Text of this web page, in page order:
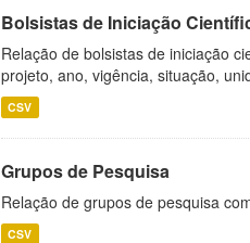
Bolsistas de Iniciação
Relação de bolsistas de iniciação
projeto, ano, vigência, situação,
CSV
Grupos de Pesquisa
Relação de grupos de pesquisa
CSV